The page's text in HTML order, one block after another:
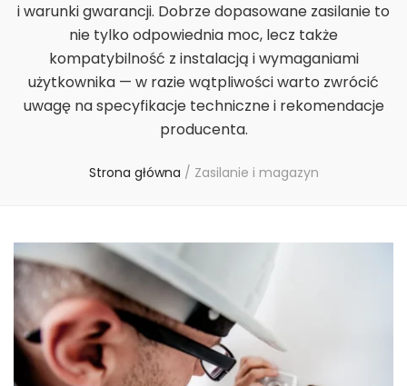
i warunki gwarancji. Dobrze dopasowane zasilanie to
nie tylko odpowiednia moc, lecz także
kompatybilność z instalacją i wymaganiami
użytkownika — w razie wątpliwości warto zwrócić
uwagę na specyfikacje techniczne i rekomendacje
producenta.
Strona główna / Zasilanie i magazyn